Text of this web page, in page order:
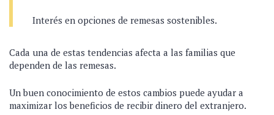
Interés en opciones de remesas sostenibles.
Cada una de estas tendencias afecta a las familias que
dependen de las remesas.
Un buen conocimiento de estos cambios puede ayudar a
maximizar los beneficios de recibir dinero del extranjero.